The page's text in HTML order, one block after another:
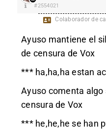
#2554021
Colaborador de
Ayuso mantiene el
de censura de Vox
*** ha,ha,ha estan
Ayuso comenta algo
censura de Vox
*** he,he,he se han